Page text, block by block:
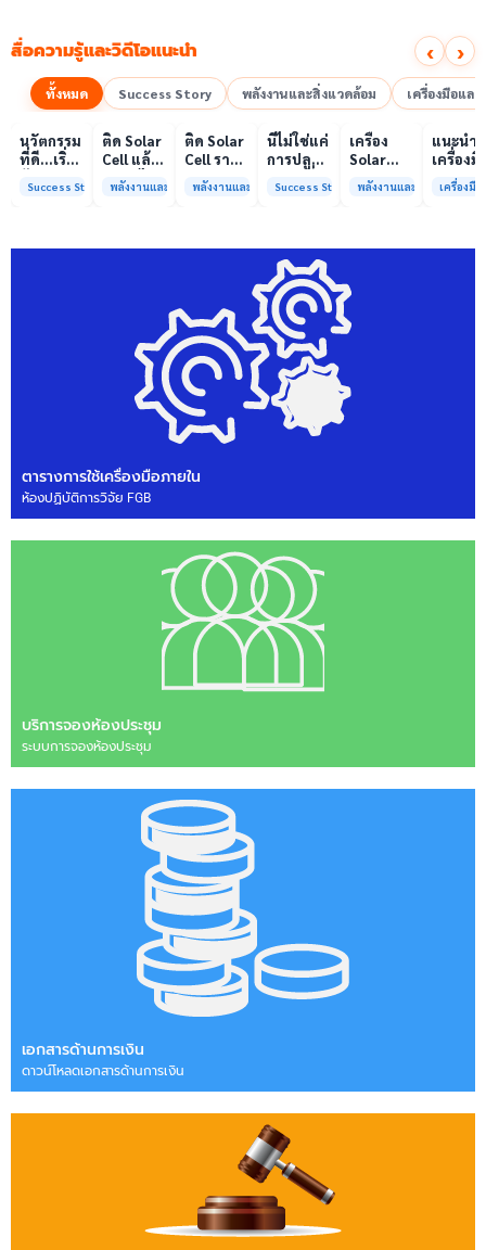
สื่อความรู้และวิดีโอแนะนำ ‹ ›
ทั้งหมด Success Story พลังงานและสิ่งแวดล้อม เครื่องมือแล
00:10
นวัตกรรม
ที่ดี…เริ่ม
ความร่วม
Success Story
00:10
ติด Solar
Cell แล้ว
ลดค่าไฟ
ได้จริง
พลังงานและสิ่งแวดล้อม
00:08
ติด Solar
Cell ราคา
แพง แต่
ค่าไฟ
พลังงานและสิ่งแวดล้อม
เล่นวิดีโอ
นี่ไม่ใช่แค่
การปลูก
คือการ
ให้ป่า
ต้นน้ำและ
ชุมชน
Success Story
เครื่อง
Solar
Simulator
มาตรฐาน
รับรอง
ISO/IEC17025
บริการ
พลังงานและสิ่งแวดล้อม
เล่
01:00
แนะนำ
เครื่องมื
วิเคราะ
ทดสอบ
การกลา
เครื่องมื
ตารางการใช้เครื่องมือภายใน
ห้องปฏิบัติการวิจัย FGB
บริการจองห้องประชุม
ระบบการจองห้องประชุม
เอกสารด้านการเงิน
ดาวน์โหลดเอกสารด้านการเงิน